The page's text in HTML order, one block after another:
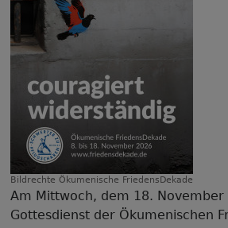
Bildrechte Ökumenische FriedensDekade
Am Mittwoch, dem 18.
Gottesdienst der Ökumenischen